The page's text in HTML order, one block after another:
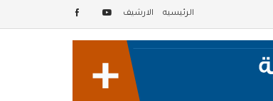
الرئيسيه الارشيف